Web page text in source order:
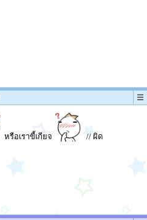
หรือเราขี้เกียจ // ผิด